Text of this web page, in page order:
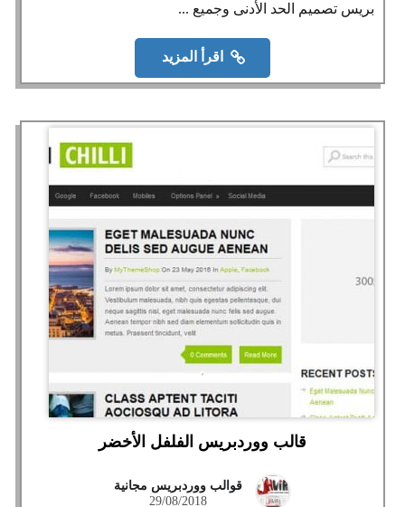
بريس تصميم الحد الأدنى وجميع ...
اقرأ المزيد
قالب ووردبريس الفلفل الأخضر
قوالب ووردبريس مجانية
29/08/2018